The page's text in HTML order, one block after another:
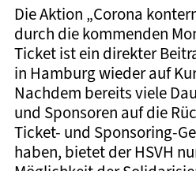
Die Aktion „Corona
durch die kommenden
Ticket ist ein direkter
in Hamburg wieder auf
Nachdem bereits viele
und Sponsoren auf die
Ticket- und Sponsoring-
haben, bietet der HSVH